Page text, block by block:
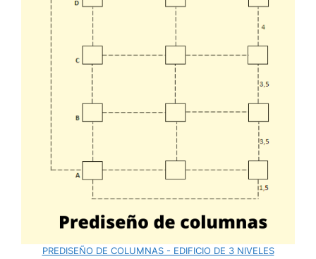
PREDISEÑO DE COLUMNAS - EDIFICIO DE 3 NIVELES